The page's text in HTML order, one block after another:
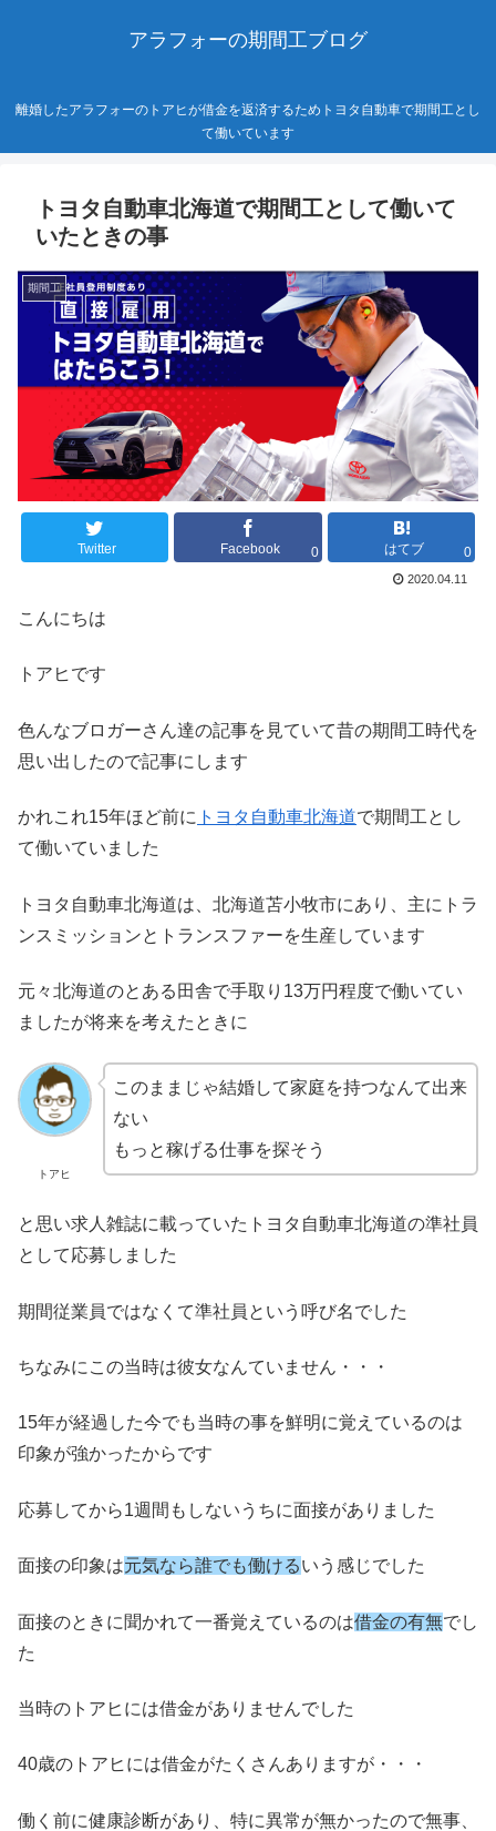
アラフォーの期間工ブログ
離婚したアラフォーのトアヒが借金を返済するためトヨタ自動車で期間工とし
て働いています
トヨタ自動車北海道で期間工として働いて
いたときの事
期間工
Twitter Facebook 0 はてブ 0
2020.04.11
こんにちは
トアヒです
色んなブロガーさん達の記事を見ていて昔の期間工時代を
思い出したので記事にします
かれこれ15年ほど前に トヨタ自動車北海道で期間工とし
て働いていました
トヨタ自動車北海道は、北海道苫小牧市にあり、主にトラ
ンスミッションとトランスファーを生産しています
元々北海道のとある田舎で手取り13万円程度で働いてい
ましたが将来を考えたときに
トアヒ
このままじゃ結婚して家庭を持つなんて出来
ない
もっと稼げる仕事を探そう
と思い求人雑誌に載っていたトヨタ自動車北海道の準社員
として応募しました
期間従業員ではなくて準社員という呼び名でした
ちなみにこの当時は彼女なんていません・・・
15年が経過した今でも当時の事を鮮明に覚えているのは
印象が強かったからです
応募してから1週間もしないうちに面接がありました
面接の印象は元気なら誰でも働けるいう感じでした
面接のときに聞かれて一番覚えているのは借金の有無でし
た
当時のトアヒには借金がありませんでした
40歳のトアヒには借金がたくさんありますが・・・
働く前に健康診断があり、特に異常が無かったので無事、